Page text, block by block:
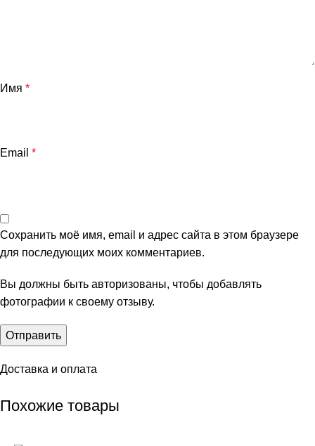
Имя *
Email *
Сохранить моё имя, email и адрес сайта в этом браузере
для последующих моих комментариев.
Вы должны быть авторизованы, чтобы добавлять
фотографии к своему отзыву.
Доставка и оплата
Похожие товары